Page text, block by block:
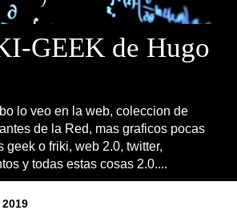
GEEK de Hugo
lo veo en la web, coleccion de
de la Red, mas graficos pocas
geek o friki, web 2.0, twitter,
y todas estas cosas 2.0....